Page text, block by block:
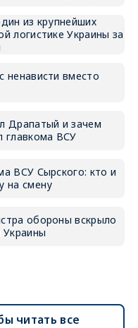
из крупнейших
логистике Украины за
ненависти вместо
Драпатый и зачем
главкома ВСУ
ВСУ Сырского: кто и
на смену
обороны вскрыло
Украины
читать все